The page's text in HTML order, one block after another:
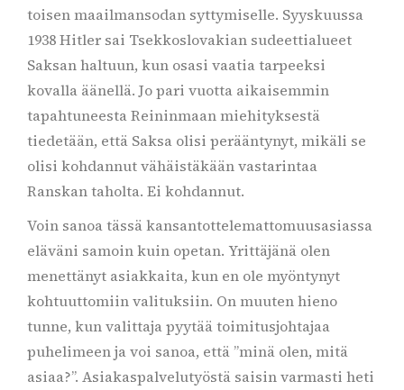
toisen maailmansodan syttymiselle. Syyskuussa
1938 Hitler sai Tsekkoslovakian sudeettialueet
Saksan haltuun, kun osasi vaatia tarpeeksi
kovalla äänellä. Jo pari vuotta aikaisemmin
tapahtuneesta Reininmaan miehityksestä
tiedetään, että Saksa olisi perääntynyt, mikäli se
olisi kohdannut vähäistäkään vastarintaa
Ranskan taholta. Ei kohdannut.
Voin sanoa tässä kansantottelemattomuusasiassa
eläväni samoin kuin opetan. Yrittäjänä olen
menettänyt asiakkaita, kun en ole myöntynyt
kohtuuttomiin valituksiin. On muuten hieno
tunne, kun valittaja pyytää toimitusjohtajaa
puhelimeen ja voi sanoa, että ”minä olen, mitä
asiaa?”. Asiakaspalvelutyöstä saisin varmasti heti